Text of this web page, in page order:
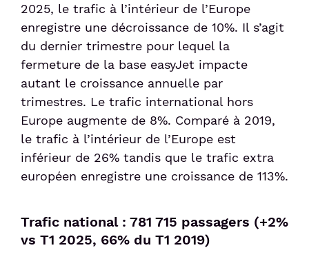
Enfant non-accompagné
Meet & Greet
2025, le trafic à l’intérieur de l’Europe
enregistre une décroissance de 10%. Il s’agit
du dernier trimestre pour lequel la
fermeture de la base easyJet impacte
autant le croissance annuelle par
trimestres. Le trafic international hors
Europe augmente de 8%. Comparé à 2019,
le trafic à l’intérieur de l’Europe est
inférieur de 26% tandis que le trafic extra
européen enregistre une croissance de 113%.
Trafic national : 781 715 passagers (+2%
vs T1 2025, 66% du T1 2019)